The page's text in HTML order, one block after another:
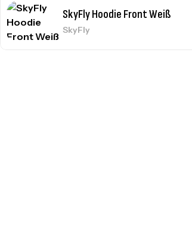
SkyFly Hoodie Front Weiß
SkyFly